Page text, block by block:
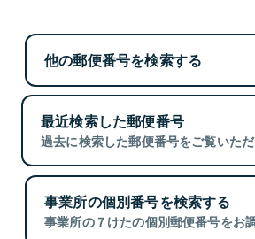
他の郵便番号を検索する
最近検索した郵便番号
過去に検索した郵便番号をご覧いただ
事業所の個別番号を検索する
事業所の７けたの個別郵便番号をお